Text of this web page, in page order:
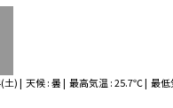
土) | 天候 : 曇 | 最高気温 : 25.7℃ | 最